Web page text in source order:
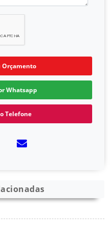
Whatsapp
Telefone